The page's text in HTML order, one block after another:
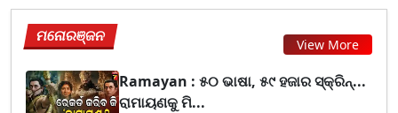
ମନୋରଞ୍ଜନ View More
Ramayan : ୫୦ ଭାଷା, ୫୯ ହଜାର ସ୍କ୍ରିନ୍...
ରାମାୟଣକୁ ମି...